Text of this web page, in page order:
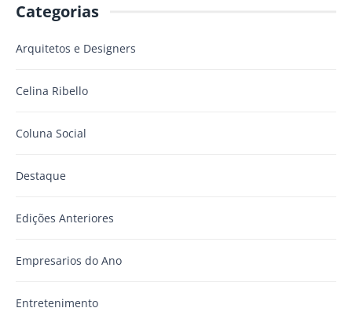
Categorias
Arquitetos e Designers
Celina Ribello
Coluna Social
Destaque
Edições Anteriores
Empresarios do Ano
Entretenimento